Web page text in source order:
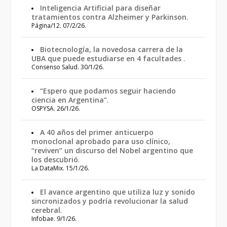
Inteligencia Artificial para diseñar
tratamientos contra Alzheimer y Parkinson.
Página/12. 07/2/26.
Biotecnología, la novedosa carrera de la
UBA que puede estudiarse en 4 facultades .
Consenso Salud. 30/1/26.
“Espero que podamos seguir haciendo
ciencia en Argentina”.
OSPYSA. 26/1/26.
A 40 años del primer anticuerpo
monoclonal aprobado para uso clínico,
“reviven” un discurso del Nobel argentino que
los descubrió.
La DataMix. 15/1/26.
El avance argentino que utiliza luz y sonido
sincronizados y podría revolucionar la salud
cerebral.
Infobae. 9/1/26.